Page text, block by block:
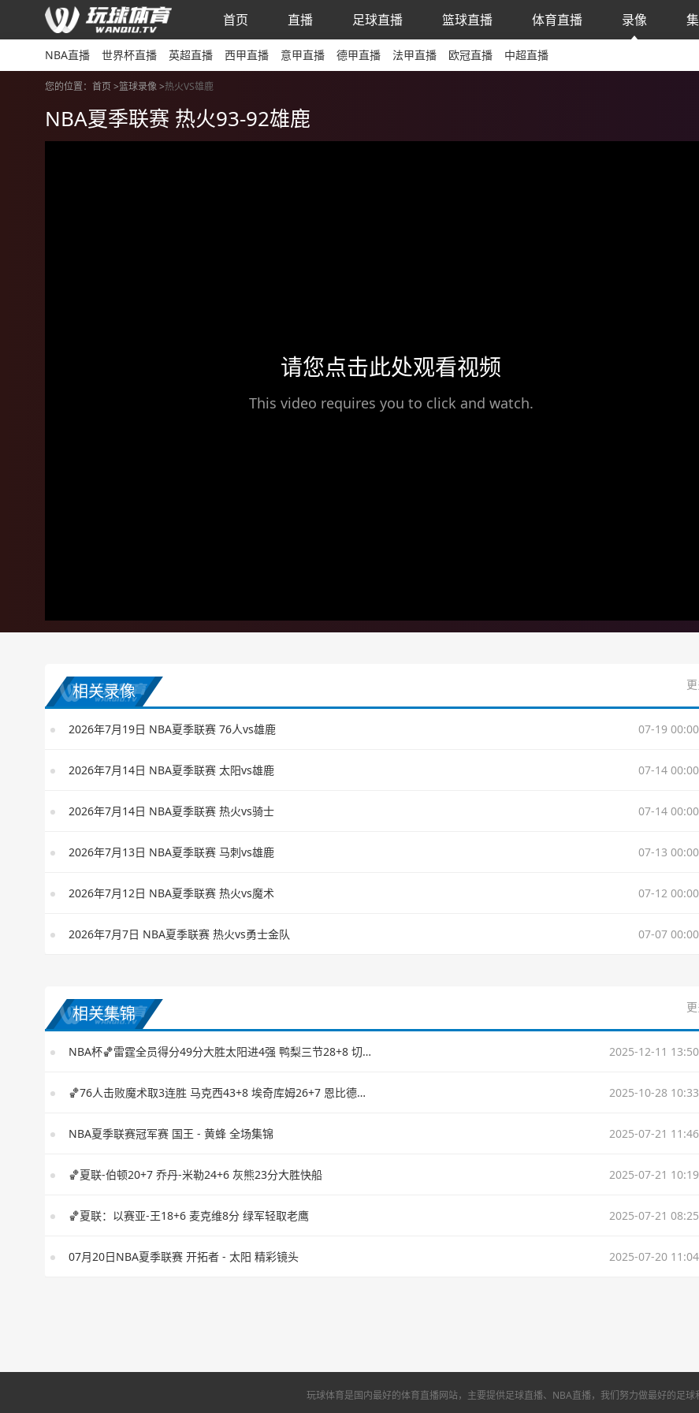
首页 直播 足球直播 篮球直播 体育直播 录像
NBA直播 世界杯直播 英超直播 西甲直播 意甲直播 德甲直播 法甲直播 欧冠直播 中超直播
您的位置： 首页 >篮球录像>热火VS雄鹿
NBA夏季联赛 热火93-92雄鹿
请您点击此处观看视频
This video requires you to click and watch.
相关录像
07-19 00:00
2026年7月19日 NBA夏季联赛 76人vs雄鹿
07-14 00:00
2026年7月14日 NBA夏季联赛 太阳vs雄鹿
07-14 00:00
2026年7月14日 NBA夏季联赛 热火vs骑士
07-13 00:00
2026年7月13日 NBA夏季联赛 马刺vs雄鹿
07-12 00:00
2026年7月12日 NBA夏季联赛 热火vs魔术
07-07 00:00
2026年7月7日 NBA夏季联赛 热火vs勇士金队
相关集锦
2025-12-11 13:50
NBA杯🏀雷霆全员得分49分大胜太阳进4强 鸭梨三节28+8 切特24+8
2025-10-28 10:33
🏀76人击败魔术取3连胜 马克西43+8 埃奇库姆26+7 恩比德休战
2025-07-21 11:46
NBA夏季联赛冠军赛 国王 - 黄蜂 全场集锦
2025-07-21 10:19
🏀夏联-伯顿20+7 乔丹-米勒24+6 灰熊23分大胜快船
2025-07-21 08:25
🏀夏联：以赛亚-王18+6 麦克维8分 绿军轻取老鹰
2025-07-20 11:04
07月20日NBA夏季联赛 开拓者 - 太阳 精彩镜头
玩球体育是国内最好的体育直播网站，主要提供足球直播、NBA直播，我们努力做最好的足球